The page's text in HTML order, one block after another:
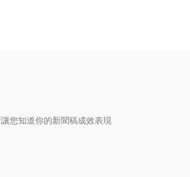
您知道你的新聞稿成效表現